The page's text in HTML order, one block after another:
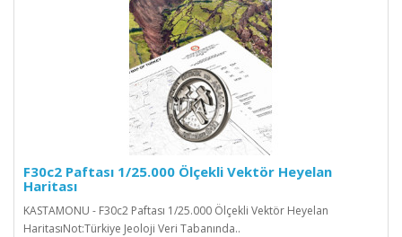
F30c2 Paftası 1/25.000 Ölçekli Vektör Heyelan
Haritası
KASTAMONU - F30c2 Paftası 1/25.000 Ölçekli Vektör Heyelan
HaritasıNot:Türkiye Jeoloji Veri Tabanında..